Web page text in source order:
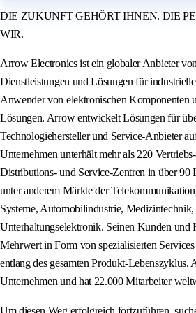
DIE ZUKUNFT GEHÖRT IHNEN. DIE
WIR.
Arrow Electronics ist ein globaler Anbieter
Dienstleistungen und Lösungen für
Anwender von elektronischen Komponenten
Lösungen. Arrow entwickelt Lösungen für
Technologiehersteller und Service-Anbieter
Unternehmen unterhält mehr als 220
Distributions- und Service-Zentren in über 90
unter anderem Märkte der
Systeme, Automobilindustrie,
Unterhaltungselektronik. Seinen Kunden und
Mehrwert in Form von spezialisierten
entlang des gesamten Produkt-Lebenszyklus.
Unternehmen und hat 22.000 Mitarbeiter